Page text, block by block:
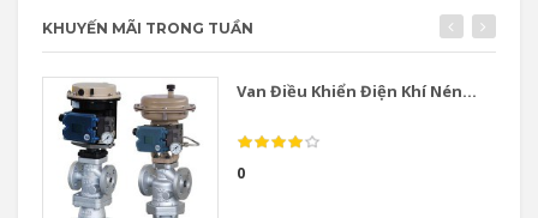
KHUYẾN MÃI TRONG TUẦN
Van Điều Khiển Điện Khí Nén...
0